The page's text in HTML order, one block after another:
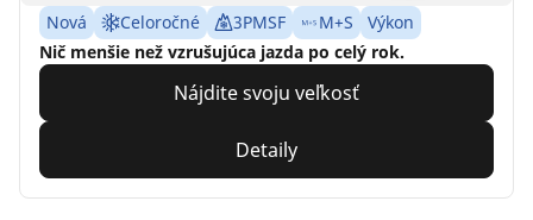
Nová Celoročné 3PMSF M+S
Výkon
Nič menšie než vzrušujúca jazda po celý rok.
Nájdite svoju veľkosť
Detaily